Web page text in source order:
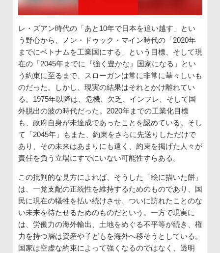
レ・ズアン時代の「あと10年で日本を追い越す」とい
う野心から、ノン・ドゥック・マイン時代の「2020年
までにベトナムを工業国にする」という目標、そして現
在の「2045年までに『強く豊かな』国家になる」とい
う約束に至るまで、スローガンは常に非常に華々しいも
のだった。しかし、現実の結果はそれとかけ離れてい
る。1975年以降は、危機、欠乏、インフレ、そして国
外脱出の波の時代だった。2020年までの工業化目標
も、政府自身が未達成であったことを認めている。そし
て「2045年」もまた、約束をさらに先送りしただけで
あり、その未来はあまりにも遠く、約束を掲げた人々が
責任を負う立場にすでにいない可能性すらある。
この批判的な見方によれば、そうした「絵に描いた餅」
は、一党支配の正統性を維持するためのものであり、国
民に現在の犠牲を払い続けさせ、ついに訪れたことのな
い未来を待たせるためのものだという。一方で現実に
は、労働力の海外輸出、土地をめぐる不平等が続き、権
力を持つ層は資産や子どもを海外へ移そうとしている。
国家は空虚な約束によって強くなるのではなく、透明